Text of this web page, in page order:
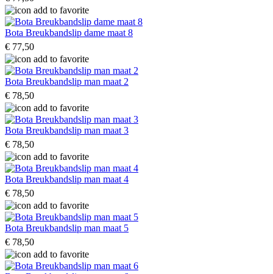
Bota Breukbandslip dame maat 8
€ 77,50
Bota Breukbandslip man maat 2
€ 78,50
Bota Breukbandslip man maat 3
€ 78,50
Bota Breukbandslip man maat 4
€ 78,50
Bota Breukbandslip man maat 5
€ 78,50